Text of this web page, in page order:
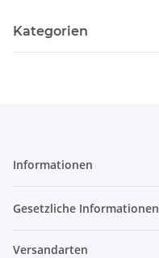
Kategorien
Informationen
Gesetzliche Informationen
Versandarten